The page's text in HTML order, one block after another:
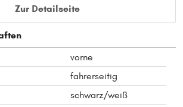
Zur Detailseite
vorne
fahrerseitig
schwarz/weiß